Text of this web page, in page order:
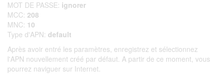
MOT DE PASSE: ignorer
MCC: 208
MNC: 10
Type d'APN: default
Après avoir entré les paramètres, enregistrez et sélectionnez
l'APN nouvellement créé par défaut. A partir de ce moment, vous
pourrez naviguer sur Internet.